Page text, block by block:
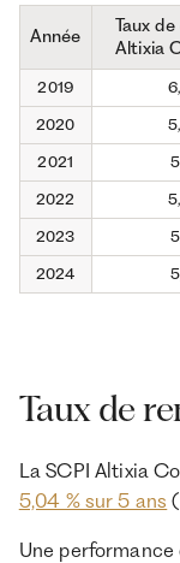
Année
Taux
Altixia
2019
2020
2021
2022
2023
2024
Taux de
La SCPI Altixia
5,04 % sur 5 ans
Une